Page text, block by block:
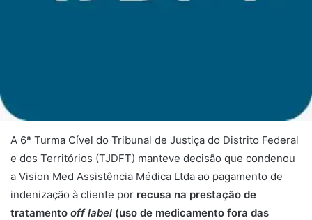
A 6ª Turma Cível do Tribunal de Justiça do Distrito Federal
e dos Territórios (TJDFT) manteve decisão que condenou
a Vision Med Assistência Médica Ltda ao pagamento de
indenização à cliente por recusa na prestação de
tratamento off label (uso de medicamento fora das